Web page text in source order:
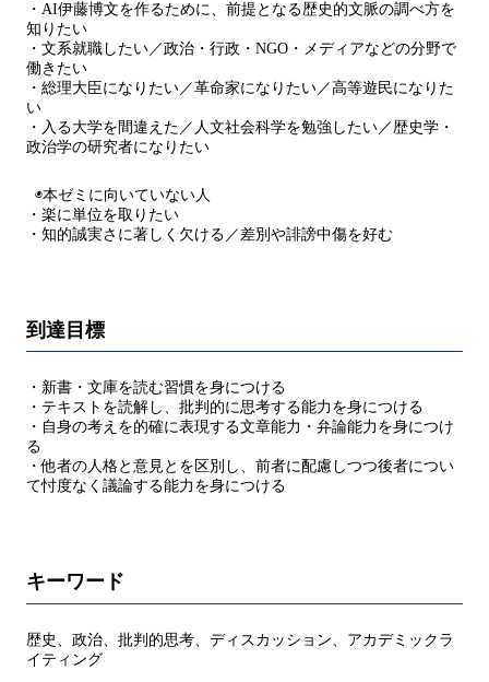
・AI伊藤博文を作るために、前提となる歴史的文脈の調べ方を
知りたい
・文系就職したい／政治・行政・NGO・メディアなどの分野で
働きたい
・総理大臣になりたい／革命家になりたい／高等遊民になりた
い
・入る大学を間違えた／人文社会科学を勉強したい／歴史学・
政治学の研究者になりたい
◉本ゼミに向いていない人
・楽に単位を取りたい
・知的誠実さに著しく欠ける／差別や誹謗中傷を好む
到達目標
・新書・文庫を読む習慣を身につける
・テキストを読解し、批判的に思考する能力を身につける
・自身の考えを的確に表現する文章能力・弁論能力を身につけ
る
・他者の人格と意見とを区別し、前者に配慮しつつ後者につい
て忖度なく議論する能力を身につける
キーワード
歴史、政治、批判的思考、ディスカッション、アカデミックラ
イティング